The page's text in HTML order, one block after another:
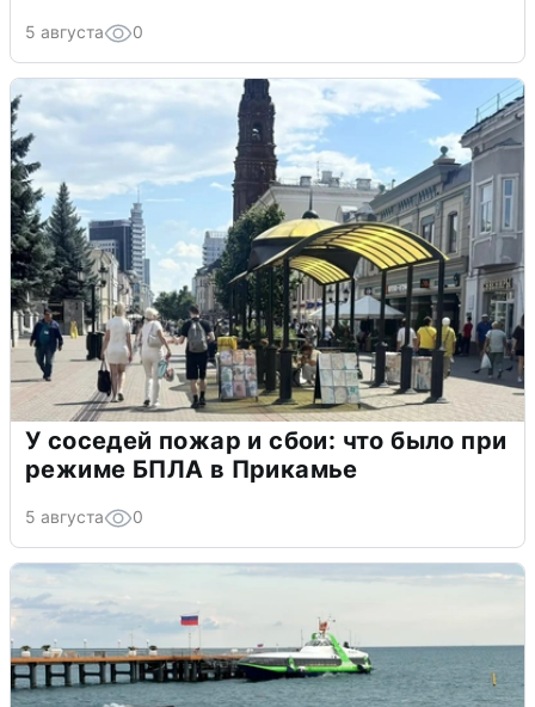
5 августа 0
У соседей пожар и сбои: что было при
режиме БПЛА в Прикамье
5 августа 0